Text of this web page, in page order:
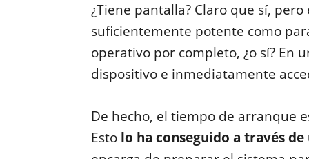
¿Tiene pantalla? Claro que sí,
suficientemente potente como
operativo por completo, ¿o sí? En
dispositivo e inmediatamente
De hecho, el tiempo de arranque
Esto lo ha conseguido a través